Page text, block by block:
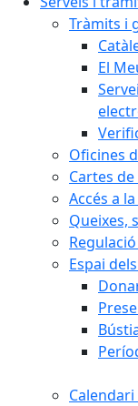
Tràmits i
El
Oficines
Cartes
Accés a
Queixes,
Espai